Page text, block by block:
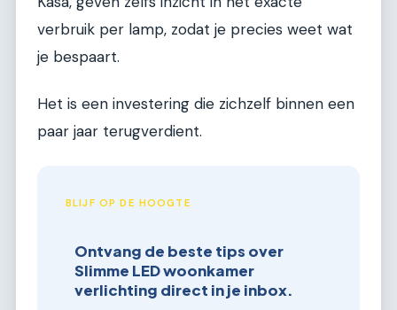
verbruik per lamp, zodat je precies weet wat
je bespaart.
Het is een investering die zichzelf binnen een
paar jaar terugverdient.
BLIJF OP DE HOOGTE
Ontvang de beste tips over
Slimme LED woonkamer
verlichting direct in je inbox.